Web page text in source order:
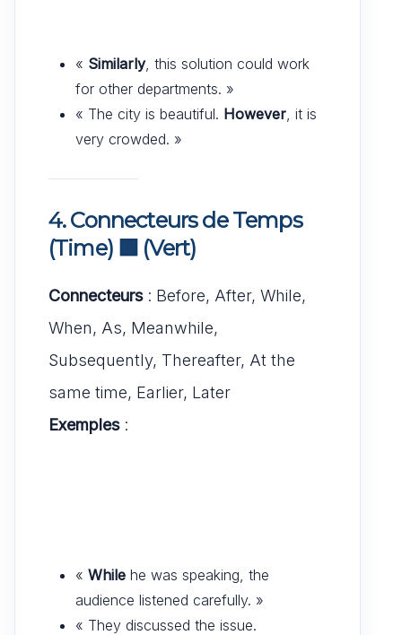
« Similarly, this solution could work
for other departments. »
« The city is beautiful. However , it is
very crowded. »
4. Connecteurs de Temps
(Time)🟩 (Vert)
Connecteurs: Before, After, While,
When, As, Meanwhile,
Subsequently, Thereafter, At the
same time, Earlier, Later
Exemples:
« While he was speaking, the
audience listened carefully. »
« They discussed the issue.